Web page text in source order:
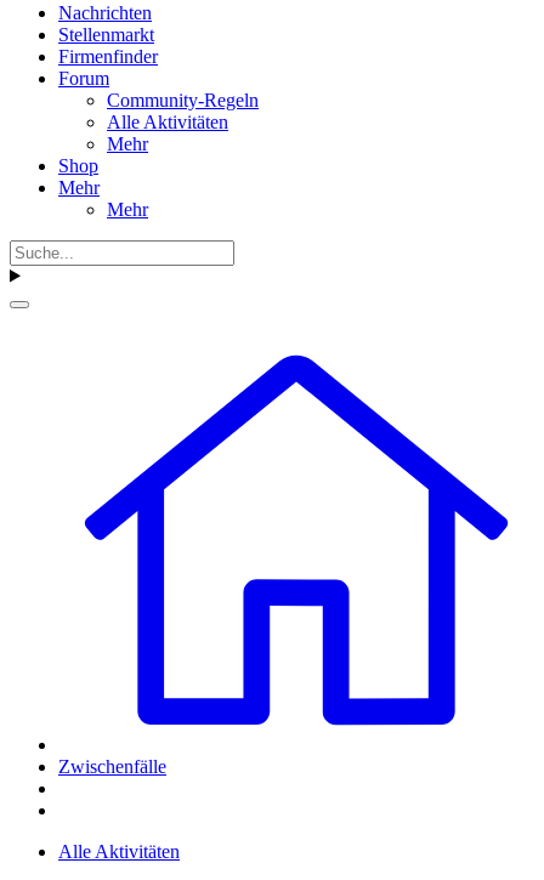
Nachrichten
Stellenmarkt
Firmenfinder
Forum
Community-Regeln
Alle Aktivitäten
Mehr
Shop
Mehr
Mehr
Zwischenfälle
Alle Aktivitäten